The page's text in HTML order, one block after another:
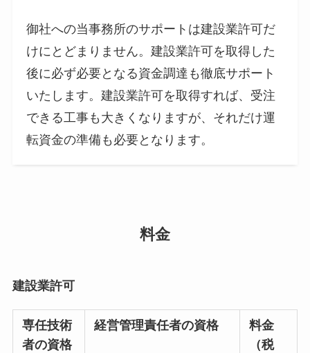
御社への当事務所のサポートは建設業許可だ
けにとどまりません。建設業許可を取得した
後に必ず必要となる資金調達も徹底サポート
いたします。建設業許可を取得すれば、受注
できる工事も大きくなりますが、それだけ運
転資金の準備も必要となります。
料金
建設業許可
専任技術
者の資格
経営管理責任者の資格
料金
（税